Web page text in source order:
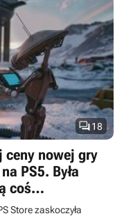
18
ceny nowej gry
PS5. Była
coś
Store zaskoczyła